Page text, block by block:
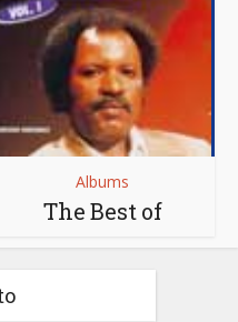
Albums
The Best of